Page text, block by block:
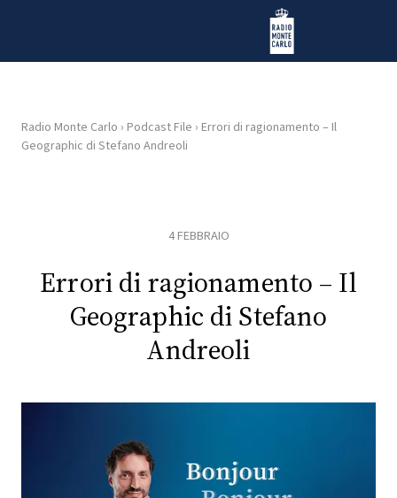
Radio Monte Carlo
HOME
RADIO
PLAYLIST
CONCORSI
Radio Monte Carlo › Podcast File › Errori di ragionamento – Il
Geographic di Stefano Andreoli
4 FEBBRAIO
Errori di ragionamento – Il
Geographic di Stefano
Andreoli